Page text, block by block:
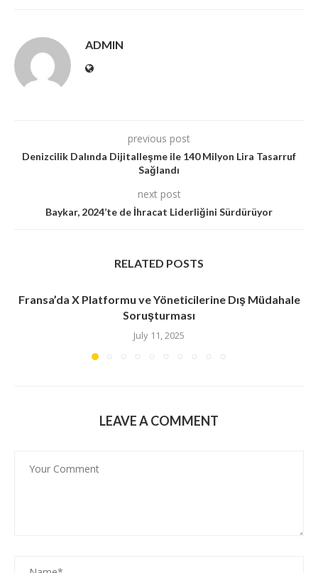
ADMIN
previous post
Denizcilik Dalında Dijitalleşme ile 140 Milyon Lira Tasarruf
Sağlandı
next post
Baykar, 2024’te de İhracat Liderliğini Sürdürüyor
RELATED POSTS
Fransa’da X Platformu ve Yöneticilerine Dış Müdahale
Soruşturması
July 11, 2025
LEAVE A COMMENT